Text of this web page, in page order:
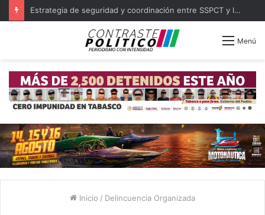
Estrategia de seguridad y coordinación entre SSPCT y las 16 policías municipales de Tabasco
Menú
Inicio / Delincuencia Organizada